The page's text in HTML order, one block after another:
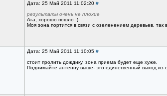
Дата: 25 Май 2011 11:02:20 #
результаты очень не плохие
Ага, хорошо пошло :)
Моя зона портится в связи с озеленением деревьев, так
Дата: 25 Май 2011 11:10:05 #
стоит пролить дождику, зона приема будет еще хуже.
Поднимайте антенну выше- это единственный выход из